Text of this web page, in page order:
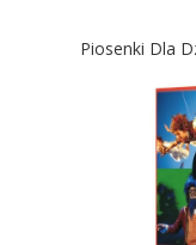
Piosenki Dla